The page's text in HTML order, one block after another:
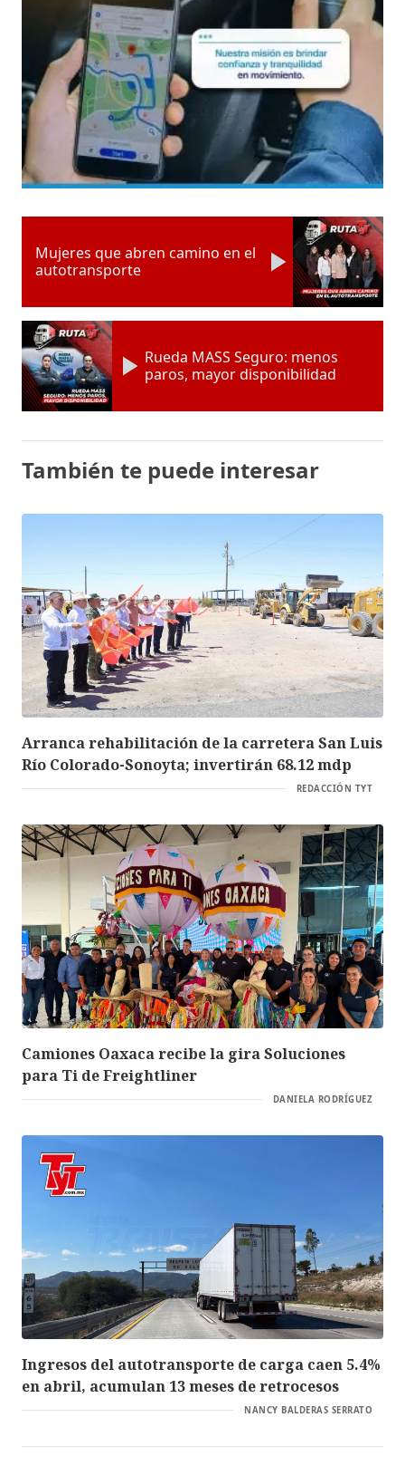
Mujeres que abren camino en el
autotransporte
Rueda MASS Seguro: menos
paros, mayor disponibilidad
También te puede interesar
Arranca rehabilitación de la carretera San Luis
Río Colorado-Sonoyta; invertirán 68.12 mdp
REDACCIÓN TYT
Camiones Oaxaca recibe la gira Soluciones
para Ti de Freightliner
DANIELA RODRÍGUEZ
Ingresos del autotransporte de carga caen 5.4%
en abril, acumulan 13 meses de retrocesos
NANCY BALDERAS SERRATO